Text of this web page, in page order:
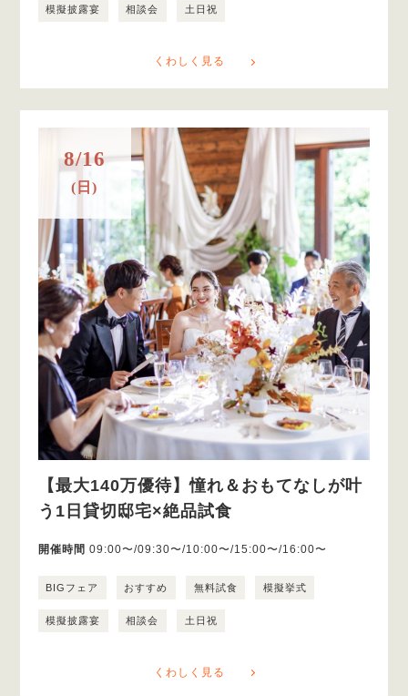
模擬披露宴 相談会 土日祝
くわしく見る
8/16
(日)
【最大140万優待】憧れ＆おもてなしが叶
う1日貸切邸宅×絶品試食
開催時間 09:00〜/09:30〜/10:00〜/15:00〜/16:00〜
BIGフェア おすすめ 無料試食 模擬挙式
模擬披露宴 相談会 土日祝
くわしく見る